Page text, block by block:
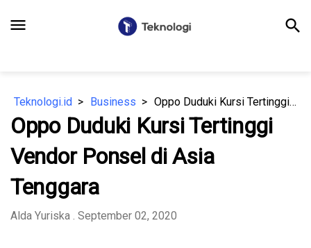
menu search
Teknologi.id Business Oppo Duduki Kursi Tertinggi Vendor Ponsel di Asia Tenggara
Oppo Duduki Kursi Tertinggi
Vendor Ponsel di Asia
Tenggara
Alda Yuriska . September 02, 2020